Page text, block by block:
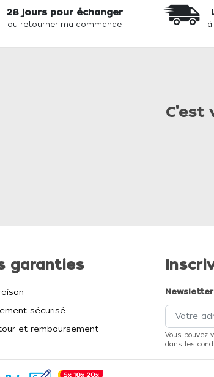
28 jours pour échanger
ou retourner ma commande
C'est
garanties
sécurisé
et remboursement
Newsletter
Vous pouvez
dans les